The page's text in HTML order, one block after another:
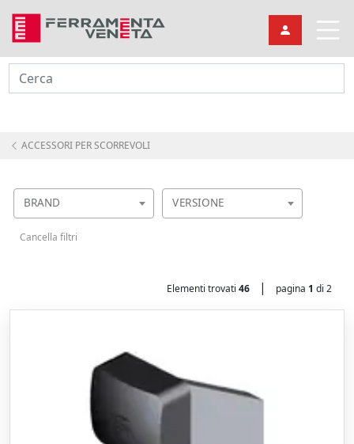
Cerca
ACCESSORI PER SCORREVOLI
BRAND VERSIONE
Cancella filtri
Elementi trovati 46 | pagina 1 di 2